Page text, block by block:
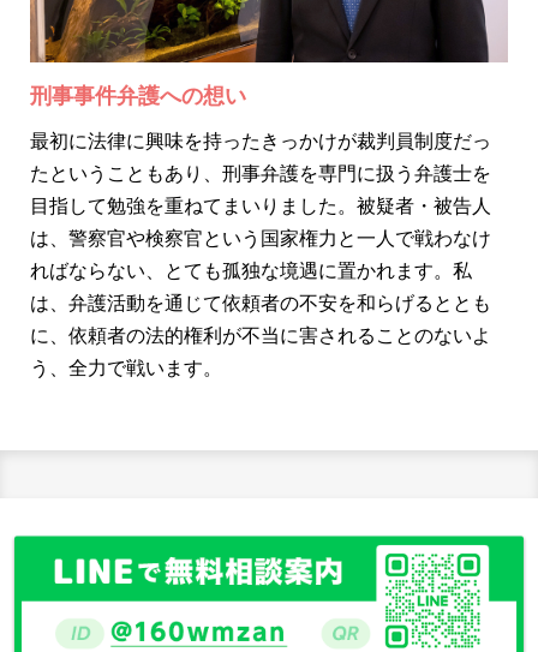
刑事事件弁護への想い
最初に法律に興味を持ったきっかけが裁判員制度だっ
たということもあり、刑事弁護を専門に扱う弁護士を
目指して勉強を重ねてまいりました。被疑者・被告人
は、警察官や検察官という国家権力と一人で戦わなけ
ればならない、とても孤独な境遇に置かれます。私
は、弁護活動を通じて依頼者の不安を和らげるととも
に、依頼者の法的権利が不当に害されることのないよ
う、全力で戦います。